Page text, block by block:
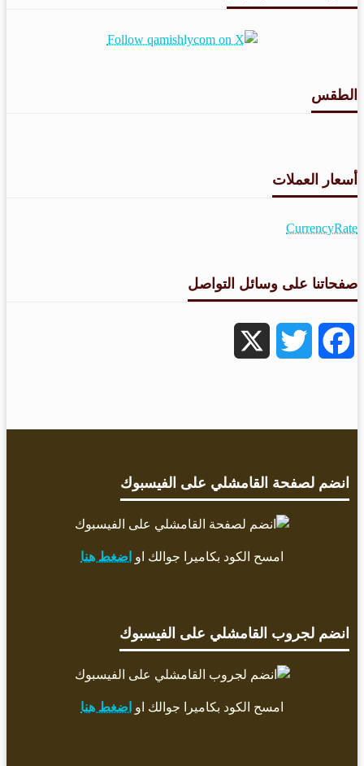
الطقس
أسعار العملات
CurrencyRate
صفحاتنا على وسائل التواصل
Facebook
Twitter
انضم لصفحة القامشلي على الفيسبوك
امسح الكود بكاميرا جوالك او اضغط هنا
انضم لجروب القامشلي على الفيسبوك
امسح الكود بكاميرا جوالك او اضغط هنا